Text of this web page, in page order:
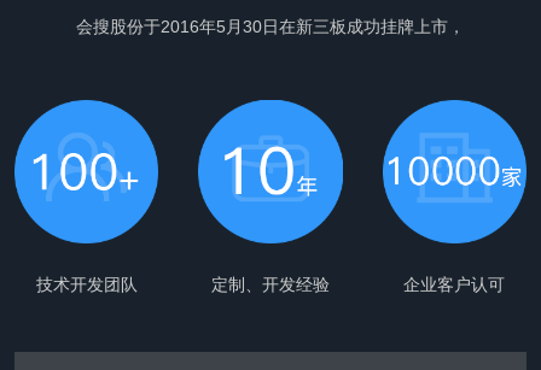
会搜股份于2016年5月30日在新三板成功挂牌上市，
技术开发团队 定制、开发经验 企业客户认可